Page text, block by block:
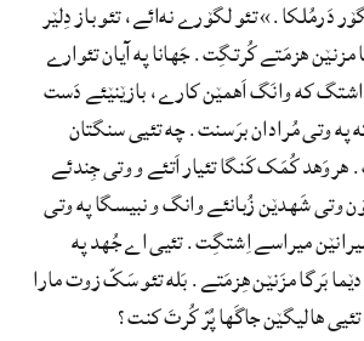
دَرمُلکا.» تئو لگۆرے نه‌ائے، تئو باز دِلێر
هزمَتے کُرتگِت. جَهانا په آیان تئوارے
که وانَگ اَهمێن کارے، بازێنێئے دَست
وتی مُرادان برَسنت. چه تئیی سنگتان
هروَهد کُمَک کَنگا تئیار اَتئے و وتی جِندئے
وتی شَهدێن زُبانئے وانگ و نبیسگا په وتی
میراسے اِشتگِت. تئیی اے جُهد په
بَرگا مزَنێن هِزمَتے. بَله تئو سَکّ زوت مارا
هالیگێن جاگَها پُرّ کُرتَ کنت؟